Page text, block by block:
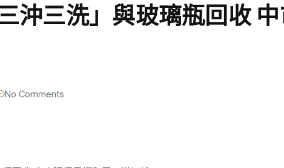
沖三洗」與玻璃瓶回收
No Comments